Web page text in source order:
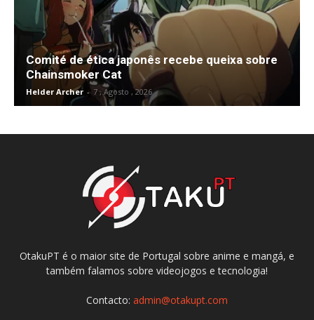
Comité de ética japonês recebe queixa sobre
Chainsmoker Cat
Helder Archer - 7 , Agosto , 2026
OtakuPT é o maior site de Portugal sobre anime e mangá, e
também falamos sobre videojogos e tecnologia!
Contacto: admin@otakupt.com